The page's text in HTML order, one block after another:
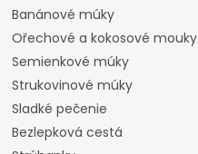
Banánové múky
Ořechové a kokosové mouky
Semienkové múky
Strukovinové múky
Sladké pečenie
Bezlepková cestá